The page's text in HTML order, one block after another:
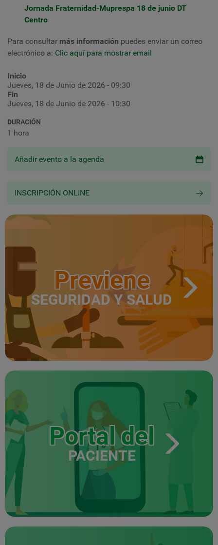
Jornada Fraternidad-Muprespa 18 de junio DT
Centro
Para consultar más información puedes enviar un correo
electrónico a: Clic aquí para mostrar email
Inicio
Jueves, 18 de Junio de 2026 - 09:30
Fin
Jueves, 18 de Junio de 2026 - 10:30
DURACIÓN
1 hora
Añadir evento a la agenda
INSCRIPCIÓN ONLINE
Previene
SEGURIDAD Y SALUD
Portal del
PACIENTE